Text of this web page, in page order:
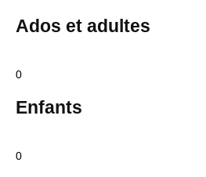
Ados et adultes
0
Enfants
0